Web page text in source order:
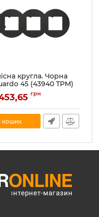
кругла. Чорна
45 (43940 TPM)
TPM
47
грн
кошик